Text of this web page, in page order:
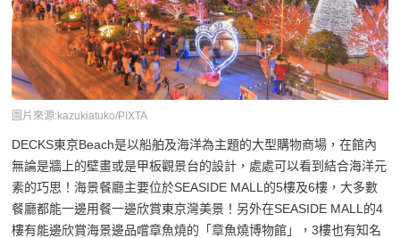
圖片來源:kazukiatuko/PIXTA
DECKS東京Beach是以船舶及海洋為主題的大型購物商場，在館內
無論是牆上的壁畫或是甲板觀景台的設計，處處可以看到結合海洋元
素的巧思！海景餐廳主要位於SEASIDE MALL的5樓及6樓，大多數
餐廳都能一邊用餐一邊欣賞東京灣美景！另外在SEASIDE MALL的4
樓有能邊欣賞海景邊品嚐章魚燒的「章魚燒博物館」，3樓也有知名